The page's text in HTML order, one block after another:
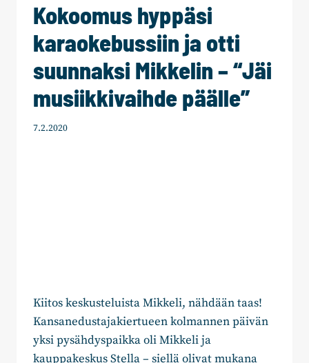
UUSIKSI!”
Kokoomus hyppäsi
karaokebussiin ja otti
suunnaksi Mikkelin – “Jäi
musiikkivaihde päälle”
7.2.2020
Kiitos keskusteluista Mikkeli, nähdään taas!
Kansanedustajakiertueen kolmannen päivän
yksi pysähdyspaikka oli Mikkeli ja
kauppakeskus Stella – siellä olivat mukana